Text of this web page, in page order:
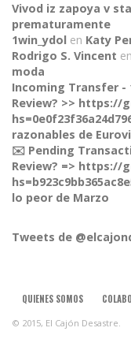
CONNECT
Vivod iz zapoya v
prematuramente
1win_ydol en Katy
Rodrigo S. Vincent en
moda
Incoming Transfer -
Review? >> https://
razonables de
✉️ Pending
Review? => https://
lo peor de Marzo
Tweets de
QUIENES SOMOS
© 2015, El Cajón Desastre.